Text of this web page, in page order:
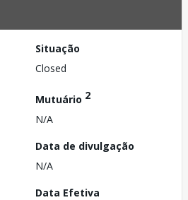
Situação
Closed
Mutuário 2
N/A
Data de divulgação
N/A
Data Efetiva